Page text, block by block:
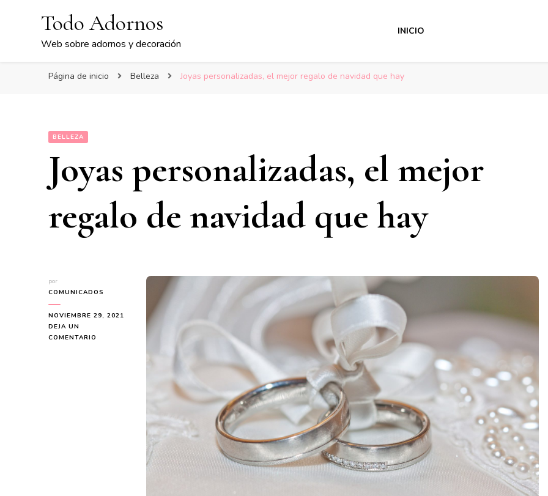
Todo Adornos
Web sobre adornos y decoración
INICIO
Página de inicio Belleza Joyas personalizadas, el mejor regalo de navidad que hay
BELLEZA
Joyas personalizadas, el mejor
regalo de navidad que hay
por
COMUNICADOS
NOVIEMBRE 29, 2021
DEJA UN
COMENTARIO